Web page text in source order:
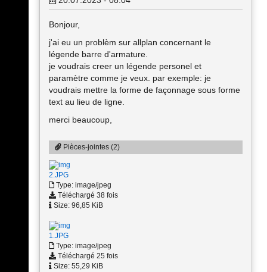
Bonjour,
j'ai eu un problèm sur allplan concernant le
légende barre d'armature.
je voudrais creer un légende personel et
paramètre comme je veux. par exemple: je
voudrais mettre la forme de façonnage sous forme
text au lieu de ligne.
merci beaucoup,
Pièces-jointes (2)
2.JPG
Type: image/jpeg
Téléchargé 38 fois
Size: 96,85 KiB
1.JPG
Type: image/jpeg
Téléchargé 25 fois
Size: 55,29 KiB